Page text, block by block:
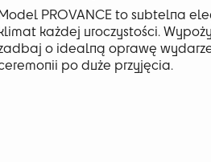
PROVANCE to subtelna
każdej uroczystości.
o idealną oprawę
po duże przyjęcia.